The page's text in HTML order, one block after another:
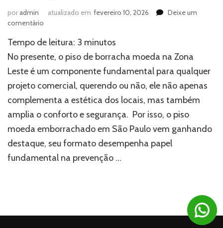
poradmin atualizado em fevereiro 10, 2026
Deixe um
comentário
de
borracha
na
Zona
Leste:
saiba
onde
comprar
Tempo de leitura: 3 minutos
No presente, o piso de borracha moeda na Zona
Leste é um componente fundamental para qualquer
projeto comercial, querendo ou não, ele não apenas
complementa a estética dos locais, mas também
amplia o conforto e segurança. Por isso, o piso
moeda emborrachado em São Paulo vem ganhando
destaque, seu formato desempenha papel
fundamental na prevenção …